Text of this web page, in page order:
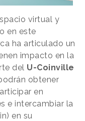
virtual y
en este
ha articulado un
impacto en la
del U-Coinville
obtener
en
e intercambiar la
en su